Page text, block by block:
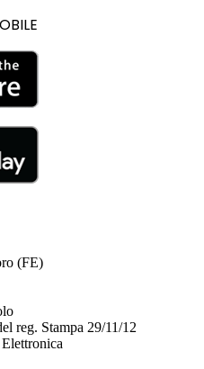
(FE)
reg. Stampa 29/11/12